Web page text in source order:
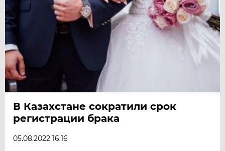
В Казахстане сократили срок
регистрации брака
05.08.2022 16:16